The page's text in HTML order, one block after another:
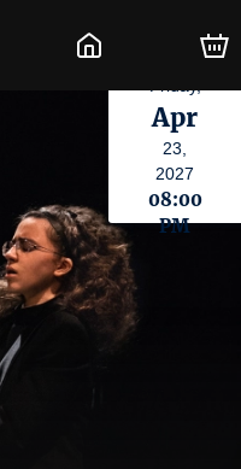
Apr
23,
2027
08:00
PM